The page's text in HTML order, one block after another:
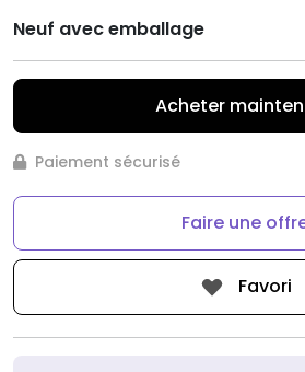
Neuf avec emballage
Acheter
Paiement sécurisé
Faire une
Favori